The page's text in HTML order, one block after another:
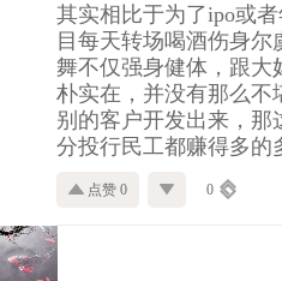
其实相比于为了ipo或
目每天转场喝酒伤身
舞不仅强身健体，跟
朴实在，并没有那么不
别的客户开发出来，那
分投行民工都赚得多的
点赞 0 0